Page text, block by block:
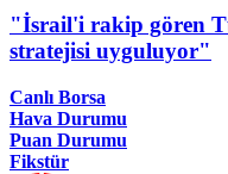
"İsrail'i rakip gören
stratejisi uyguluyor"
Canlı Borsa
Hava Durumu
Puan Durumu
Fikstür